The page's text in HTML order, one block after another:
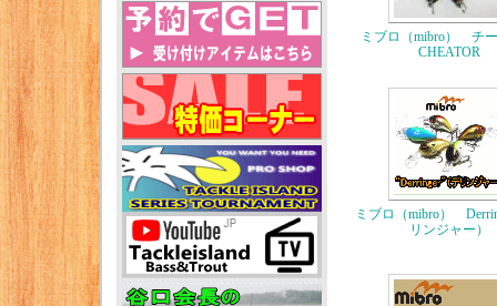
ミブロ（mibro） チ
CHEATOR
ミブロ（mibro）
リンジャー）